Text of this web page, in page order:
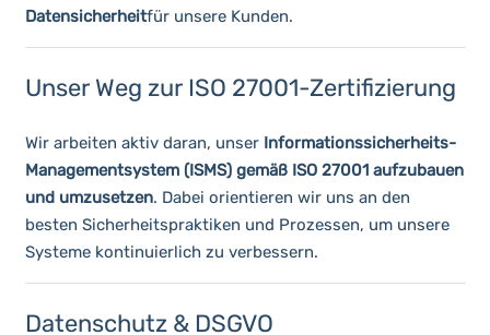
Datensicherheitfür unsere Kunden.
Unser Weg zur ISO 27001-Zertifizierung
Wir arbeiten aktiv daran, unser Informationssicherheits-
Managementsystem (ISMS) gemäß ISO 27001 aufzubauen
und umzusetzen. Dabei orientieren wir uns an den
besten Sicherheitspraktiken und Prozessen, um unsere
Systeme kontinuierlich zu verbessern.
Datenschutz & DSGVO